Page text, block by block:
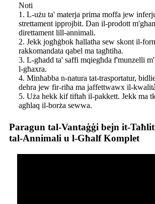
Noti
1. L-użu ta' materja prima moffa jew
strettament ipprojbit. Dan il-prodott
direttament lill-annimali.
2. Jekk jogħġbok ħallatha sew skont il-
rakkomandata qabel ma tagħtiha.
3. L-għadd ta' saffi mqiegħda f'munzelli
l-għaxra.
4. Minħabba n-natura tat-trasportatur,
dehra jew fir-riħa ma jaffettwawx il-
5. Uża hekk kif tiftaħ il-pakkett. Jekk ma
agħlaq il-borża sewwa.
Paragun tal-Vantaġġi bejn it-
tal-Annimali u l-Għalf Komplet